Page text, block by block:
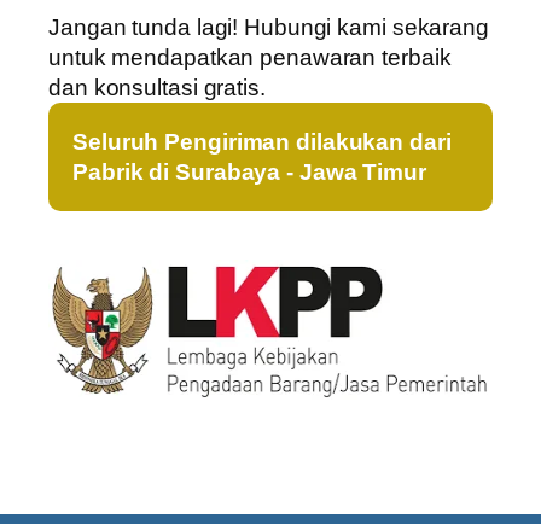
Jangan tunda lagi! Hubungi kami sekarang
untuk mendapatkan penawaran terbaik
dan konsultasi gratis.
Seluruh Pengiriman dilakukan dari
Pabrik di Surabaya - Jawa Timur